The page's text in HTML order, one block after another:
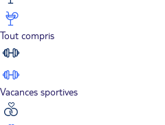
Tout compris
Vacances sportives